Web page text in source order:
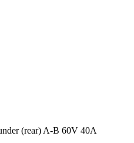
(rear) A-B 60V 40A